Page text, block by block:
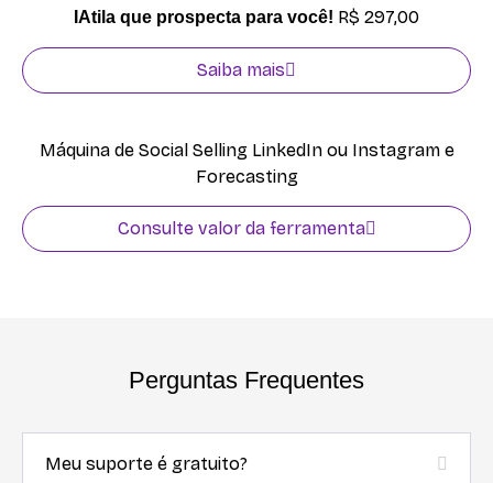
IAtila que prospecta para você! R$ 297,00
Saiba mais
Máquina de Social Selling LinkedIn ou Instagram e
Forecasting
Consulte valor da ferramenta
Perguntas Frequentes
Meu suporte é gratuito?